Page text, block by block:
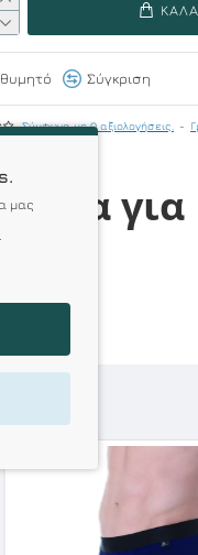
Σύμφωνα με 0 αξιολογήσεις. -
Σύγκριση
μας